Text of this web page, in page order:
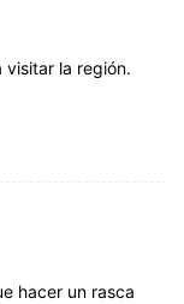
visitar la región.
hacer un rasca